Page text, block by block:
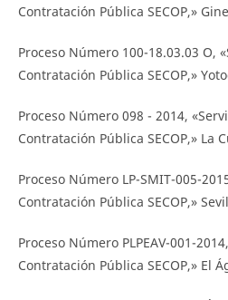
Contratación Pública SECOP,»
Proceso Número 100-18.03.03 O,
Contratación Pública SECOP,»
Proceso Número 098 - 2014,
Contratación Pública SECOP,» La
Proceso Número LP-SMIT-005-
Contratación Pública SECOP,»
Proceso Número PLPEAV-001-
Contratación Pública SECOP,» El